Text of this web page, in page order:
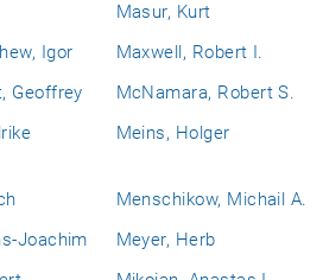
Masur, Kurt
Igor
Maxwell, Robert I.
Geoffrey
McNamara, Robert S.
Meins, Holger
Menschikow, Michail A.
Joachim
Meyer, Herb